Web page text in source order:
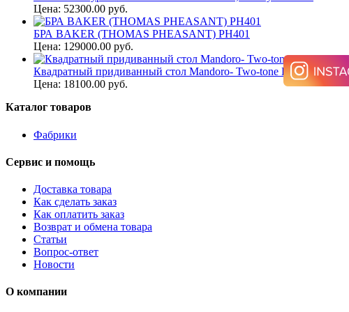
Цена: 52300.00 руб.
БРА BAKER (THOMAS PHEASANT) PH401
Цена: 129000.00 руб.
Квадратный придиванный стол Mandoro- Two-tone Brown, Ashley
Цена: 18100.00 руб.
Каталог товаров
Фабрики
Сервис и помощь
Доставка товара
Как сделать заказ
Как оплатить заказ
Возврат и обмена товара
Статьи
Вопрос-ответ
Новости
О компании